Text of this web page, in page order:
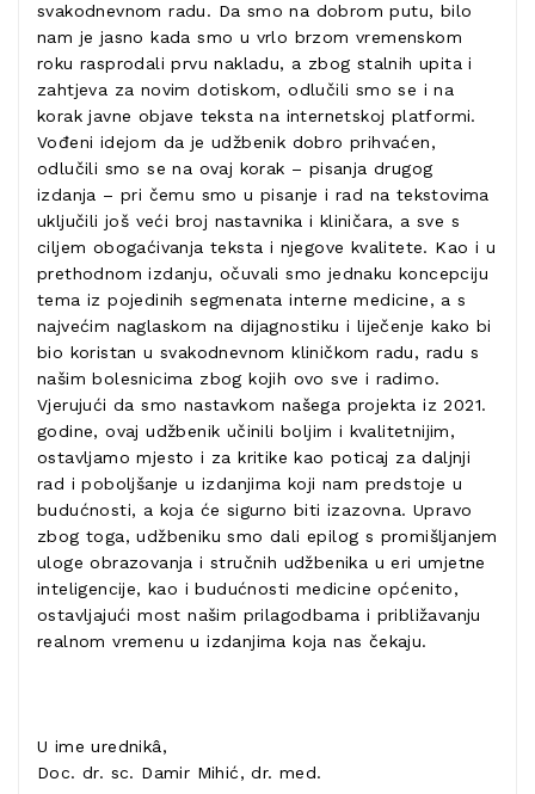
svakodnevnom radu. Da smo na dobrom putu, bilo
nam je jasno kada smo u vrlo brzom vremenskom
roku rasprodali prvu nakladu, a zbog stalnih upita i
zahtjeva za novim dotiskom, odlučili smo se i na
korak javne objave teksta na internetskoj platformi.
Vođeni idejom da je udžbenik dobro prihvaćen,
odlučili smo se na ovaj korak – pisanja drugog
izdanja – pri čemu smo u pisanje i rad na tekstovima
uključili još veći broj nastavnika i kliničara, a sve s
ciljem obogaćivanja teksta i njegove kvalitete. Kao i u
prethodnom izdanju, očuvali smo jednaku koncepciju
tema iz pojedinih segmenata interne medicine, a s
najvećim naglaskom na dijagnostiku i liječenje kako bi
bio koristan u svakodnevnom kliničkom radu, radu s
našim bolesnicima zbog kojih ovo sve i radimo.
Vjerujući da smo nastavkom našega projekta iz 2021.
godine, ovaj udžbenik učinili boljim i kvalitetnijim,
ostavljamo mjesto i za kritike kao poticaj za daljnji
rad i poboljšanje u izdanjima koji nam predstoje u
budućnosti, a koja će sigurno biti izazovna. Upravo
zbog toga, udžbeniku smo dali epilog s promišljanjem
uloge obrazovanja i stručnih udžbenika u eri umjetne
inteligencije, kao i budućnosti medicine općenito,
ostavljajući most našim prilagodbama i približavanju
realnom vremenu u izdanjima koja nas čekaju.
U ime urednikâ,
Doc. dr. sc. Damir Mihić, dr. med.